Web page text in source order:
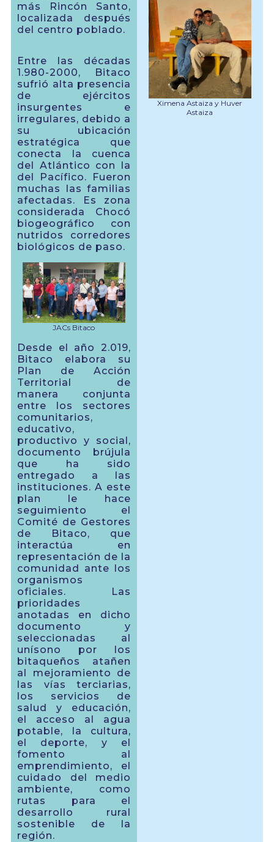
más Rincón Santo,
localizada después
del centro poblado.
Entre las décadas
1.980-2000, Bitaco
sufrió alta presencia
de ejércitos
insurgentes e
irregulares, debido a
su ubicación
estratégica que
conecta la cuenca
del Atlántico con la
del Pacífico. Fueron
muchas las familias
afectadas. Es zona
considerada Chocó
biogeográfico con
nutridos corredores
biológicos de paso.
JACs Bitaco
Desde el año 2.019,
Bitaco elabora su
Plan de Acción
Territorial de
manera conjunta
entre los sectores
comunitarios,
educativo,
productivo y social,
documento brújula
que ha sido
entregado a las
instituciones. A este
plan le hace
seguimiento el
Comité de Gestores
de Bitaco, que
interactúa en
representación de la
comunidad ante los
organismos
oficiales. Las
prioridades
anotadas en dicho
documento y
seleccionadas al
unísono por los
bitaqueños atañen
al mejoramiento de
las vías terciarias,
los servicios de
salud y educación,
el acceso al agua
potable, la cultura,
el deporte, y el
fomento al
emprendimiento, el
cuidado del medio
ambiente, como
rutas para el
desarrollo rural
sostenible de la
región.
Ximena Astaiza y Huver
Astaiza